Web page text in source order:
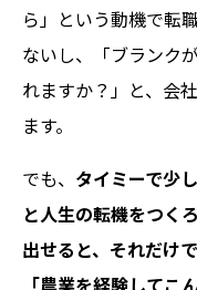
ら」という動機で転
ないし、「ブランク
れますか？」と、会
ます。
でも、 タイミーで少
と人生の転機をつく
出せると、それだけ
「農業を経験してこ